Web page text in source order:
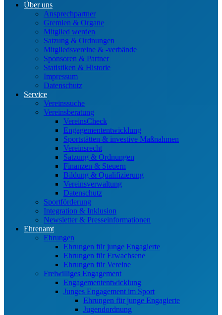
Über uns
Ansprechpartner
Gremien & Organe
Mitglied werden
Satzung & Ordnungen
Mitgliedsvereine & -verbände
Sponsoren & Partner
Statistiken & Historie
Impressum
Datenschutz
Service
Vereinssuche
Vereinsberatung
VereinsCheck
Engagemententwicklung
Sportstätten & investive Maßnahmen
Vereinsrecht
Satzung & Ordnungen
Finanzen & Steuern
Bildung & Qualifizierung
Vereinsverwaltung
Datenschutz
Sportförderung
Integration & Inklusion
Newsletter & Presseinformationen
Ehrenamt
Ehrungen
Ehrungen für junge Engagierte
Ehrungen für Erwachsene
Ehrungen für Vereine
Freiwilliges Engagement
Engagemententwicklung
Junges Engagement im Sport
Ehrungen für junge Engagierte
Jugendordnung